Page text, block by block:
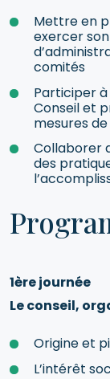
Mettre en
exercer
comités
Participer
Conseil et
mesures
Collaborer
des
1ère journée
Le conseil,
Origine et
L’intérêt